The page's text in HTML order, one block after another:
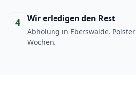
4 Wir erledigen den Rest
Abholung in Eberswalde,
Wochen.